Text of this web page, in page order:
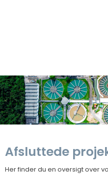
Afsluttede
Her finder du en oversigt over